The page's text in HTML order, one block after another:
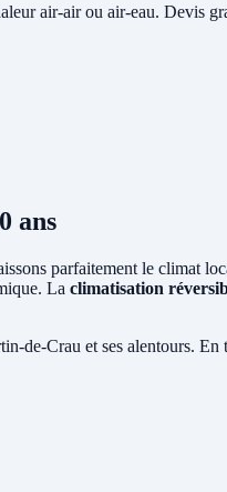
air-air ou air-eau. Devis
ans
parfaitement le climat
La climatisation
de-Crau et ses alentours. En